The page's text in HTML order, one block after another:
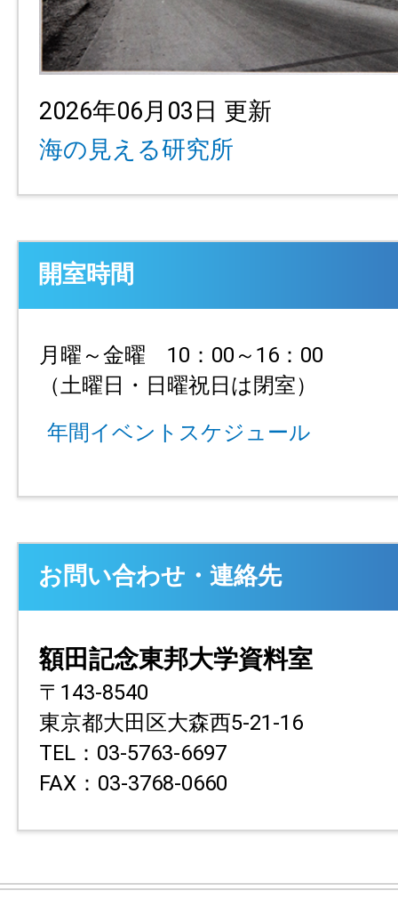
2026年06月03日 更新
海の見える研究所
開室時間
月曜～金曜 10：00～16：00
（土曜日・日曜祝日は閉室）
年間イベントスケジュール
お問い合わせ・連絡先
額田記念東邦大学資料室
〒143-8540
東京都大田区大森西5-21-16
TEL：03-5763-6697
FAX：03-3768-0660